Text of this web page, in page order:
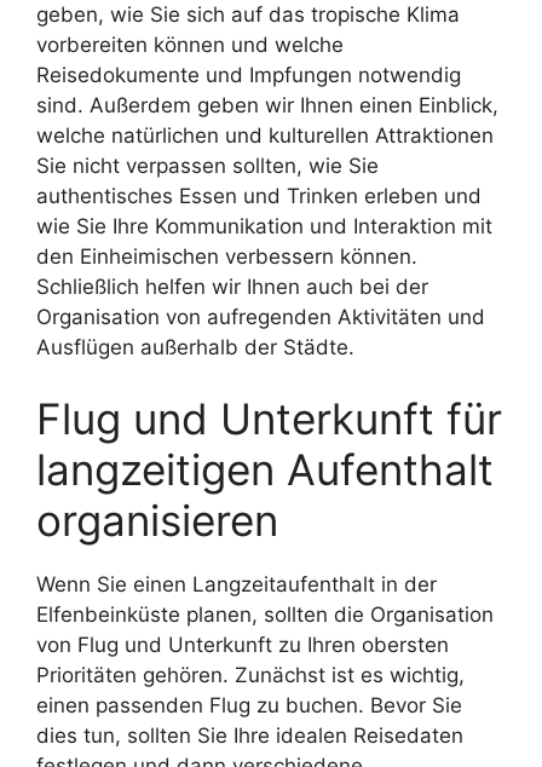
geben, wie Sie sich auf das tropische Klima
vorbereiten können und welche
Reisedokumente und Impfungen notwendig
sind. Außerdem geben wir Ihnen einen Einblick,
welche natürlichen und kulturellen Attraktionen
Sie nicht verpassen sollten, wie Sie
authentisches Essen und Trinken erleben und
wie Sie Ihre Kommunikation und Interaktion mit
den Einheimischen verbessern können.
Schließlich helfen wir Ihnen auch bei der
Organisation von aufregenden Aktivitäten und
Ausflügen außerhalb der Städte.
Flug und Unterkunft für
langzeitigen Aufenthalt
organisieren
Wenn Sie einen Langzeitaufenthalt in der
Elfenbeinküste planen, sollten die Organisation
von Flug und Unterkunft zu Ihren obersten
Prioritäten gehören. Zunächst ist es wichtig,
einen passenden Flug zu buchen. Bevor Sie
dies tun, sollten Sie Ihre idealen Reisedaten